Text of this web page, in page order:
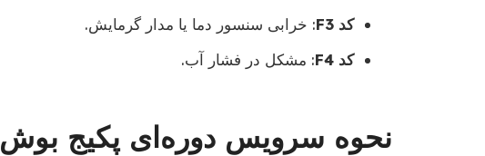
کد F3
: خرابی سنسور دما یا مدار گرمایش.
کد F4
: مشکل در فشار آب.
نحوه سرویس دوره‌ای پکیج بوش